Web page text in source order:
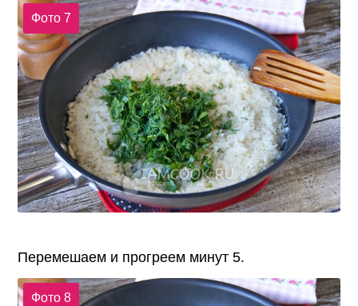
Фото 7
Перемешаем и прогреем минут 5.
Фото 8